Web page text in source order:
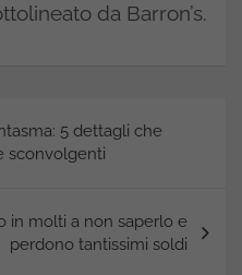
da Barron’s.
5 dettagli che
sconvolgenti
in molti a non saperlo e
perdono tantissimi soldi